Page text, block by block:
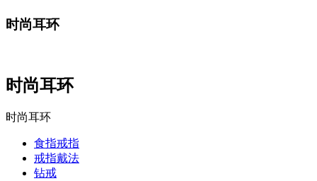
时尚耳环
时尚耳环
时尚耳环
食指戒指
戒指戴法
钻戒